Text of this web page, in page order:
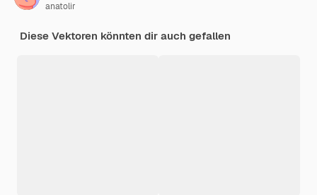
anatolir
Diese Vektoren könnten dir auch gefallen